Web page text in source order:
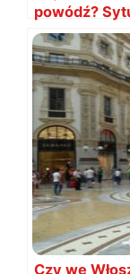
powódź?
wrześniu
Czy we